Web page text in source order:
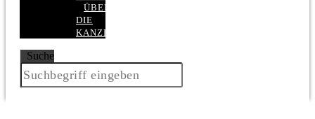
ÜBER
DIE
KANZLEI
Suche